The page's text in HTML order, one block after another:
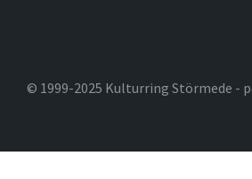
© 1999-2025 Kulturring Störmede -